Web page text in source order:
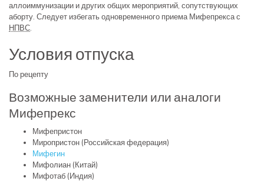
аллоиммунизации и других общих мероприятий, сопутствующих
аборту. Следует избегать одновременного приема Мифепрекса с
НПВС
Условия отпуска
По рецепту
Возможные заменители или аналоги
Мифепрекс
Мифепристон
Миропристон (Российская федерация)
Мифегин
Мифолиан (Китай)
Мифотаб (Индия)